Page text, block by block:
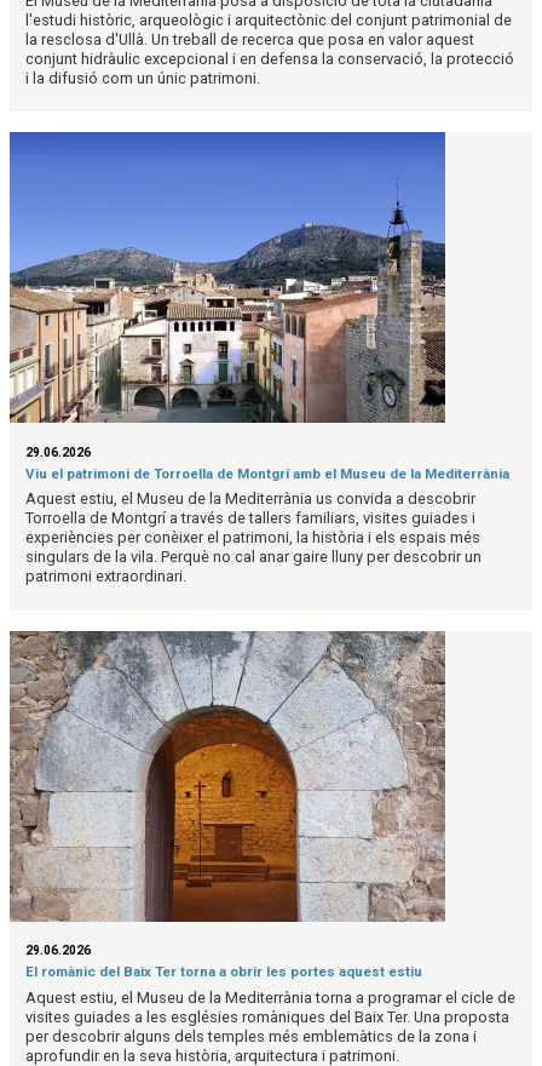
l'estudi històric, arqueològic i arquitectònic del conjunt patrimonial de
la resclosa d'Ullà. Un treball de recerca que posa en valor aquest
conjunt hidràulic excepcional i en defensa la conservació, la protecció
i la difusió com un únic patrimoni.
29.06.2026
Viu el patrimoni de Torroella de Montgrí amb el Museu de la Mediterrània
Aquest estiu, el Museu de la Mediterrània us convida a descobrir
Torroella de Montgrí a través de tallers familiars, visites guiades i
experiències per conèixer el patrimoni, la història i els espais més
singulars de la vila. Perquè no cal anar gaire lluny per descobrir un
patrimoni extraordinari.
29.06.2026
El romànic del Baix Ter torna a obrir les portes aquest estiu
Aquest estiu, el Museu de la Mediterrània torna a programar el cicle de
visites guiades a les esglésies romàniques del Baix Ter. Una proposta
per descobrir alguns dels temples més emblemàtics de la zona i
aprofundir en la seva història, arquitectura i patrimoni.